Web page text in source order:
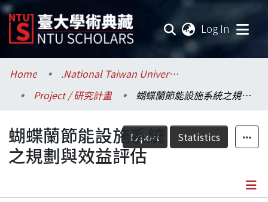
Log In
Communities & Collections
Research Outputs
Fundings & Projects
Researchers
Home
.National Taiwan University / 國立臺灣大學
Project / 研究計畫
蝴蝶蘭節能設施系統之規劃與效益評估
Export Statistics
蝴蝶蘭節能設施系統
之規劃與效益評估